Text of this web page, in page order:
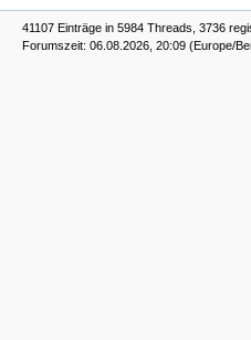
41107 Einträge in 5984 Threads, 3736
Forumszeit: 06.08.2026, 20:09 (Europe/